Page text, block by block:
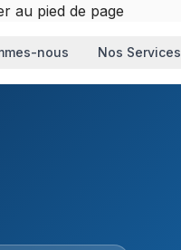
au pied de page
nous Nos Services